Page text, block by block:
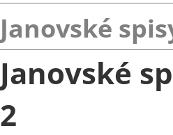
Janovské
Janovské
2